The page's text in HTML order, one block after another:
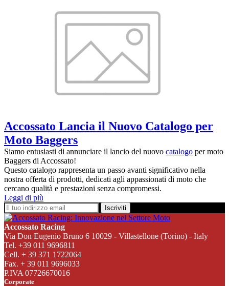
Accossato Lancia il Nuovo Catalogo per
Moto Baggers
Siamo entusiasti di annunciare il lancio del nuovo catalogo per moto
Baggers di Accossato!
Questo catalogo rappresenta un passo avanti significativo nella
nostra offerta di prodotti, dedicati agli appassionati di moto che
cercano qualità e prestazioni senza compromessi.
Leggi di più
Iscriviti
Accossato Racing
Via Don Eugenio Bruno 6 10029 - Villastellone (Torino) - Italy
Tel. +39 011 9696811
Cell. + 39 371 1722064
Fax. + 39 011 9696033
P.IVA 07726670016
Corporate